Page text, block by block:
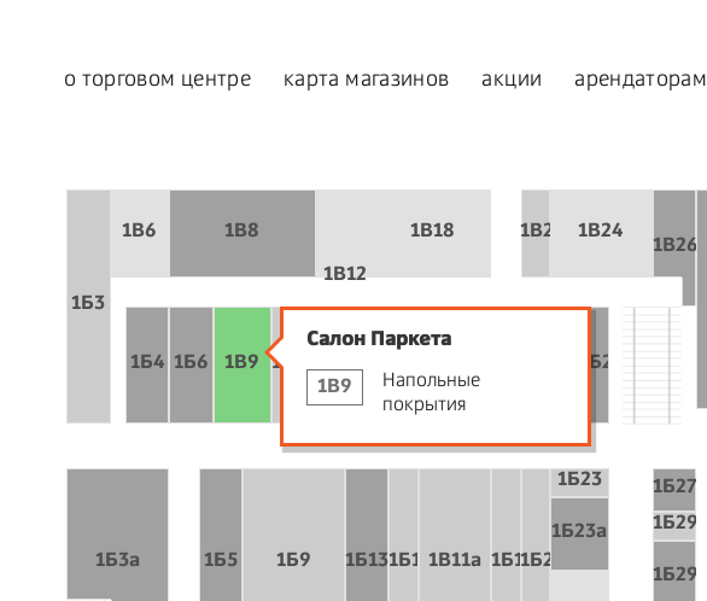
о торговом центре карта магазинов акции арендаторам
Салон Паркета
1B9
Напольные
покрытия
1Б13
1Б12
1Б6 1Б24
1Б19
1Б29
1Б21
1B9
1Б4
1Б23
1В8
1B11a
1Б5
1Б29а
1Б9
1В18
1Б15
1Б12а
1Б3
1В12
1Б22
1Б23а
1Б20
1B6
1Б27
1В24
1Б3а
1В27
1В26